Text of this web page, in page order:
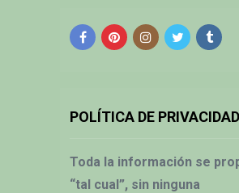
POLÍTICA DE PRIVACIDAD
Toda la información se
“tal cual”, sin ninguna